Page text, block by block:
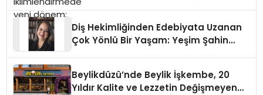
Diş Hekimliğinden Edebiyata Uzanan
Çok Yönlü Bir Yaşam: Yeşim Şahin
Beylikdüzü’nde Beylik İşkembe, 20
Yıldır Kalite ve Lezzetin Değişmeyen